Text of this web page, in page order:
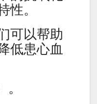
性。
可以帮助
低患心血